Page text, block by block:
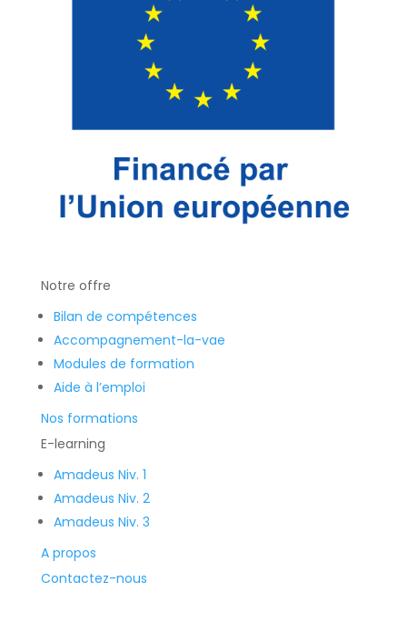
Notre offre
Bilan de compétences
Accompagnement-la-vae
Modules de formation
Aide à l’emploi
Nos formations
E-learning
Amadeus Niv. 1
Amadeus Niv. 2
Amadeus Niv. 3
A propos
Contactez-nous